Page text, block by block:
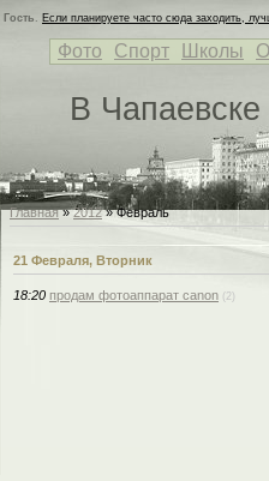
Гость . Если планируете часто сюда заходить,
Фото Спорт Школы
В Чапаевске
Главная»2012 » Февраль
21 Февраля, Вторник
18:20 продам фотоаппарат canon (2)